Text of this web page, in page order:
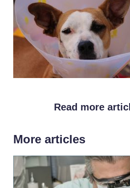
Read more
More articles